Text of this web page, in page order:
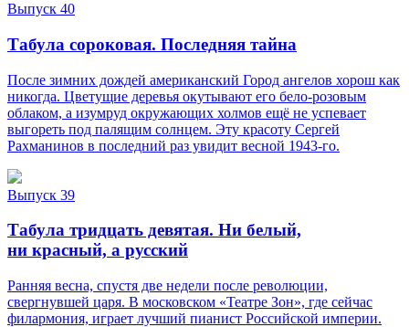
Выпуск 40
Табула сороковая. Последняя тайна
После зимних дождей американский Город ангелов хорош как
никогда. Цветущие деревья окутывают его бело-розовым
облаком, а изумруд окружающих холмов ещё не успевает
выгореть под палящим солнцем. Эту красоту Сергей
Рахманинов в последний раз увидит весной 1943-го.
Выпуск 39
Табула тридцать девятая. Ни белый,
ни красный, а русский
Ранняя весна, спустя две недели после революции,
свергнувшей царя. В московском «Театре Зон», где сейчас
филармония, играет лучший пианист Российской империи.